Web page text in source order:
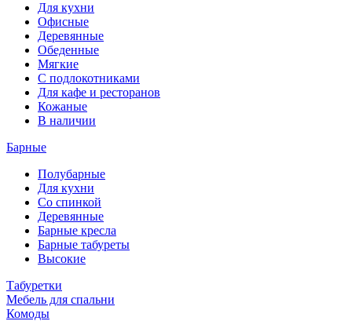
Для кухни
Офисные
Деревянные
Обеденные
Мягкие
С подлокотниками
Для кафе и ресторанов
Кожаные
В наличии
Барные
Полубарные
Для кухни
Со спинкой
Деревянные
Барные кресла
Барные табуреты
Высокие
Табуретки
Мебель для спальни
Комоды